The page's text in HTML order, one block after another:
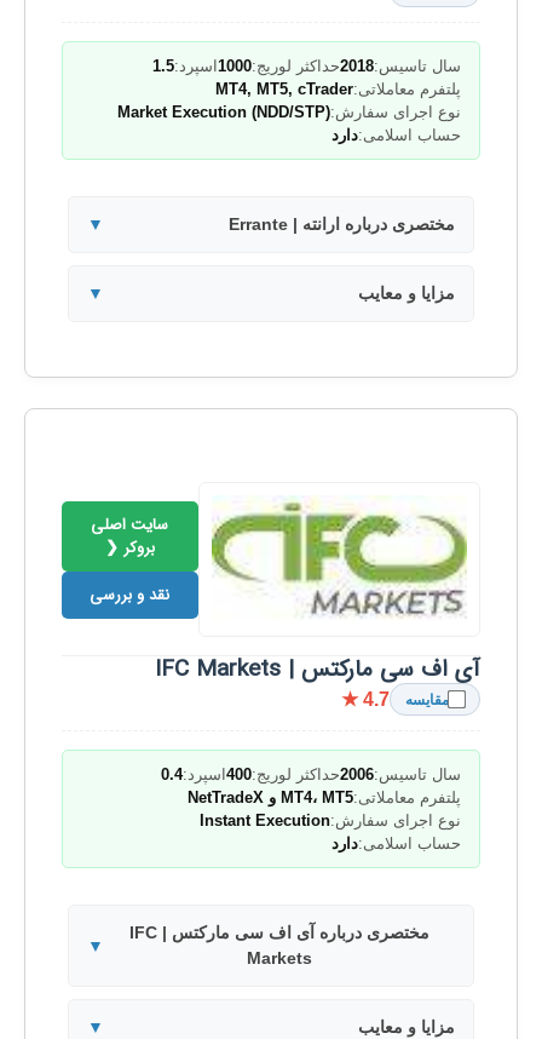
سال تاسیس:2018حداکثر لوریج:1000 اسپرد:1.5
پلتفرم معاملاتی:MT4, MT5, cTrader
نوع اجرای سفارش:Market Execution (NDD/STP)
حساب اسلامی:دارد
مختصری درباره ارانته | Errante ▼
مزایا و معایب ▼
آی اف سی مارکتس | IFC Markets
مقایسه ★ 4.7
سال تاسیس:2006حداکثر لوریج:400 اسپرد:0.4
پلتفرم معاملاتی:MT4، MT5 و NetTradeX
نوع اجرای سفارش:Instant Execution
حساب اسلامی:دارد
سایت اصلی
بروکر ❮
نقد و بررسی
مختصری درباره آی اف سی مارکتس | IFC
Markets
▼
مزایا و معایب ▼